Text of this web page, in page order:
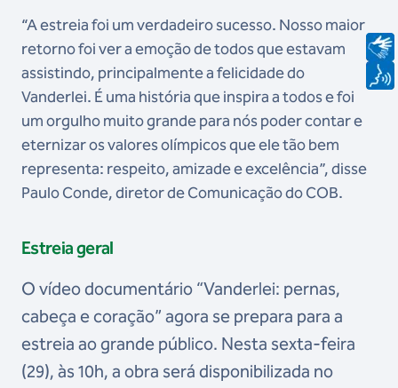
“A estreia foi um verdadeiro sucesso. Nosso maior
retorno foi ver a emoção de todos que estavam
assistindo, principalmente a felicidade do
Vanderlei. É uma história que inspira a todos e foi
um orgulho muito grande para nós poder contar e
eternizar os valores olímpicos que ele tão bem
representa: respeito, amizade e excelência”, disse
Paulo Conde, diretor de Comunicação do COB.
Estreia geral
O vídeo documentário “Vanderlei: pernas,
cabeça e coração” agora se prepara para a
estreia ao grande público. Nesta sexta-feira
(29), às 10h, a obra será disponibilizada no